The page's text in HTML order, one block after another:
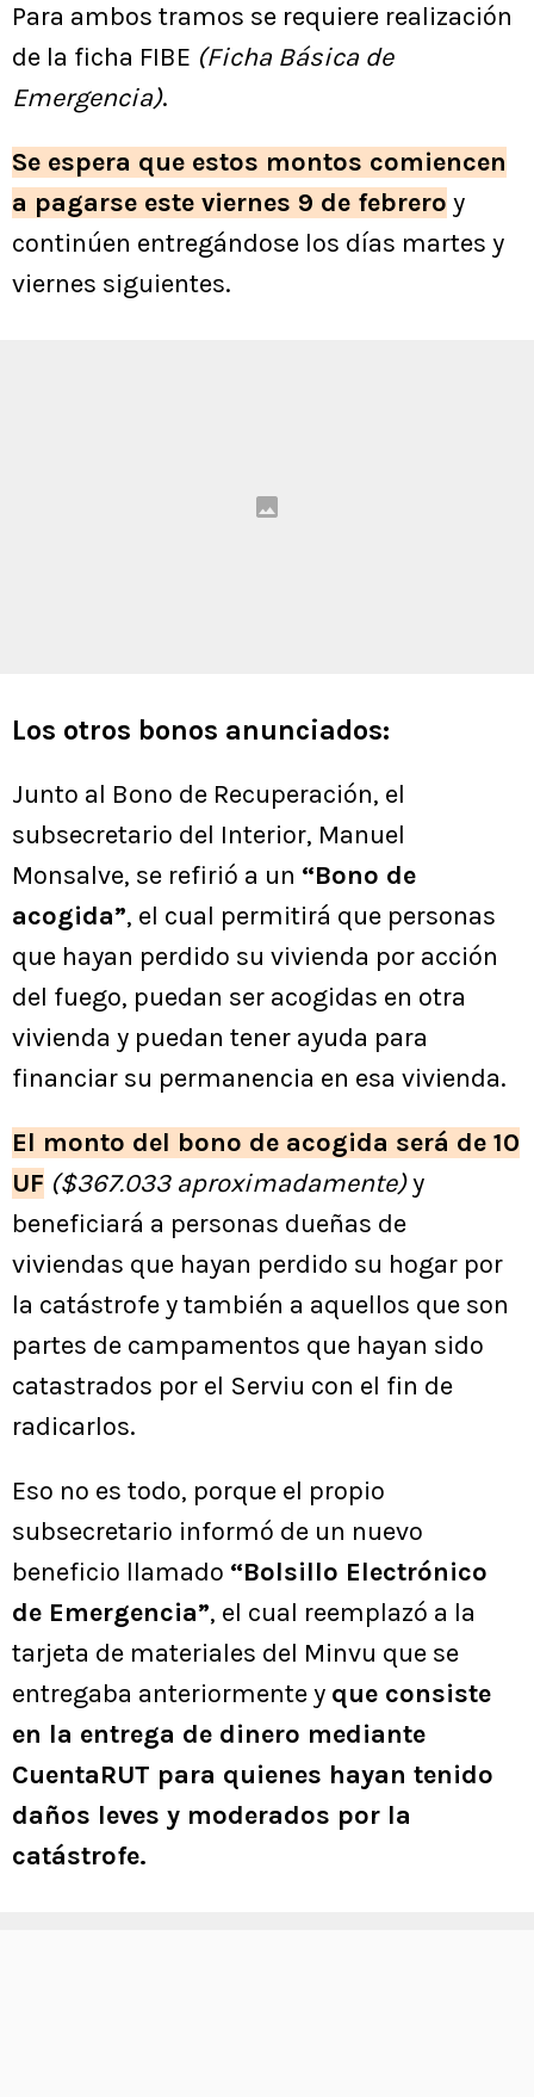
Para ambos tramos se requiere realización
de la ficha FIBE (Ficha Básica de
Emergencia).
Se espera que estos montos comiencen
a pagarse este viernes 9 de febrero y
continúen entregándose los días martes y
viernes siguientes.
Los otros bonos anunciados:
Junto al Bono de Recuperación, el
subsecretario del Interior, Manuel
Monsalve, se refirió a un “Bono de
acogida”, el cual permitirá que personas
que hayan perdido su vivienda por acción
del fuego, puedan ser acogidas en otra
vivienda y puedan tener ayuda para
financiar su permanencia en esa vivienda.
El monto del bono de acogida será de 10
UF ($367.033 aproximadamente)y
beneficiará a personas dueñas de
viviendas que hayan perdido su hogar por
la catástrofe y también a aquellos que son
partes de campamentos que hayan sido
catastrados por el Serviu con el fin de
radicarlos.
Eso no es todo, porque el propio
subsecretario informó de un nuevo
beneficio llamado “Bolsillo Electrónico
de Emergencia”, el cual reemplazó a la
tarjeta de materiales del Minvu que se
entregaba anteriormente y que consiste
en la entrega de dinero mediante
CuentaRUT para quienes hayan tenido
daños leves y moderados por la
catástrofe.